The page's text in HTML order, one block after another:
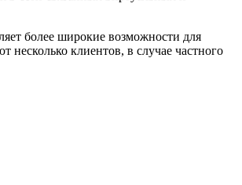
более широкие возможности для
несколько клиентов, в случае частного